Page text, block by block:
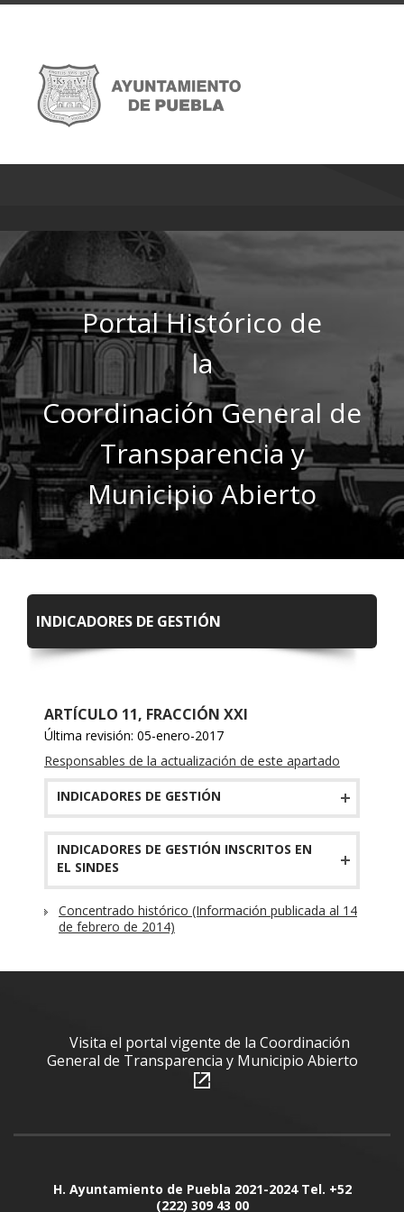
Portal Histórico de
la
Coordinación General de
Transparencia y
Municipio Abierto
INDICADORES DE GESTIÓN
ARTÍCULO 11, FRACCIÓN XXI
Última revisión: 05-enero-2017
Responsables de la actualización de este apartado
INDICADORES DE GESTIÓN
INDICADORES DE GESTIÓN INSCRITOS EN
EL SINDES
Concentrado histórico (Información publicada al 14
de febrero de 2014)
Visita el portal vigente de la Coordinación
General de Transparencia y Municipio Abierto
H. Ayuntamiento de Puebla 2021-2024 Tel. +52
(222) 309 43 00